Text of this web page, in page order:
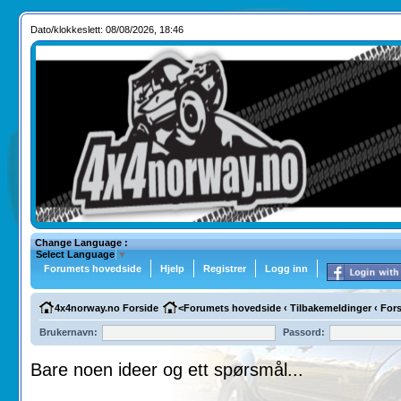
Dato/klokkeslett: 08/08/2026, 18:46
Change Language :
Select Language ▼
Forumets hovedside
Hjelp Registrer Logg inn
4x4norway.no Forside <Forumets hovedside ‹ Tilbakemeldinger ‹
Brukernavn: Passord:
Bare noen ideer og ett spørsmål...